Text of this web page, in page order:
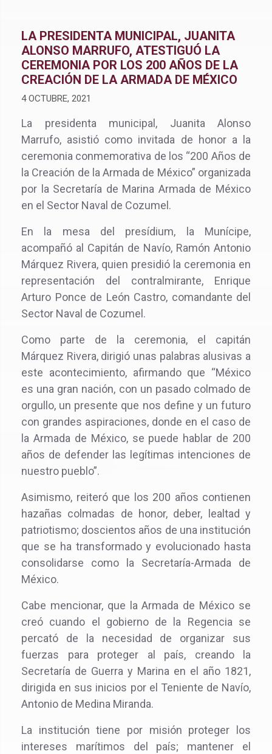
LA PRESIDENTA MUNICIPAL, JUANITA
ALONSO MARRUFO, ATESTIGUÓ LA
CEREMONIA POR LOS 200 AÑOS DE LA
CREACIÓN DE LA ARMADA DE MÉXICO
4 OCTUBRE, 2021
La presidenta municipal, Juanita Alonso
Marrufo, asistió como invitada de honor a la
ceremonia conmemorativa de los “200 Años de
la Creación de la Armada de México” organizada
por la Secretaría de Marina Armada de México
en el Sector Naval de Cozumel.
En la mesa del presídium, la Munícipe,
acompañó al Capitán de Navío, Ramón Antonio
Márquez Rivera, quien presidió la ceremonia en
representación del contralmirante, Enrique
Arturo Ponce de León Castro, comandante del
Sector Naval de Cozumel.
Como parte de la ceremonia, el capitán
Márquez Rivera, dirigió unas palabras alusivas a
este acontecimiento, afirmando que “México
es una gran nación, con un pasado colmado de
orgullo, un presente que nos define y un futuro
con grandes aspiraciones, donde en el caso de
la Armada de México, se puede hablar de 200
años de defender las legítimas intenciones de
nuestro pueblo”.
Asimismo, reiteró que los 200 años contienen
hazañas colmadas de honor, deber, lealtad y
patriotismo; doscientos años de una institución
que se ha transformado y evolucionado hasta
consolidarse como la Secretaría-Armada de
México.
Cabe mencionar, que la Armada de México se
creó cuando el gobierno de la Regencia se
percató de la necesidad de organizar sus
fuerzas para proteger al país, creando la
Secretaría de Guerra y Marina en el año 1821,
dirigida en sus inicios por el Teniente de Navío,
Antonio de Medina Miranda.
La institución tiene por misión proteger los
intereses marítimos del país; mantener el